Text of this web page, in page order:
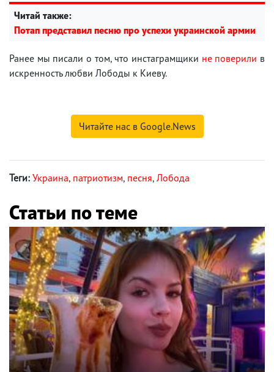
Читай также:
Потап представил песню про успехи украинской армии
Ранее мы писали о том, что инстаграмщики не поверили в
искренность любви Лободы к Киеву.
Читайте нас в Google.News
Теги: Украина, патриотизм, песня, Лобода
Статьи по теме